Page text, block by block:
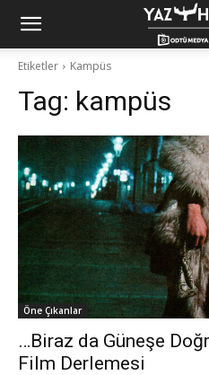
Yaz
Hocam!
Etiketler Kampüs
Tag: kampüs
Öne Çıkanlar
…Biraz da Güneşe
Film Derlemesi